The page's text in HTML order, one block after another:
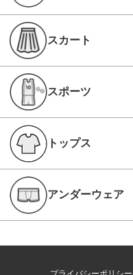
スカート
スポーツ
トップス
アンダーウェア